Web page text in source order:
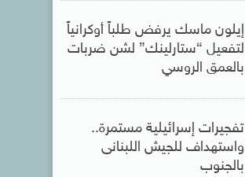
إيلون ماسك يرفض طلباً أوكرانياً
لتفعيل “ستارلينك” لشن ضربات
بالعمق الروسي
تفجيرات إسرائيلية مستمرة..
واستهداف للجيش اللبنانى
بالجنوب